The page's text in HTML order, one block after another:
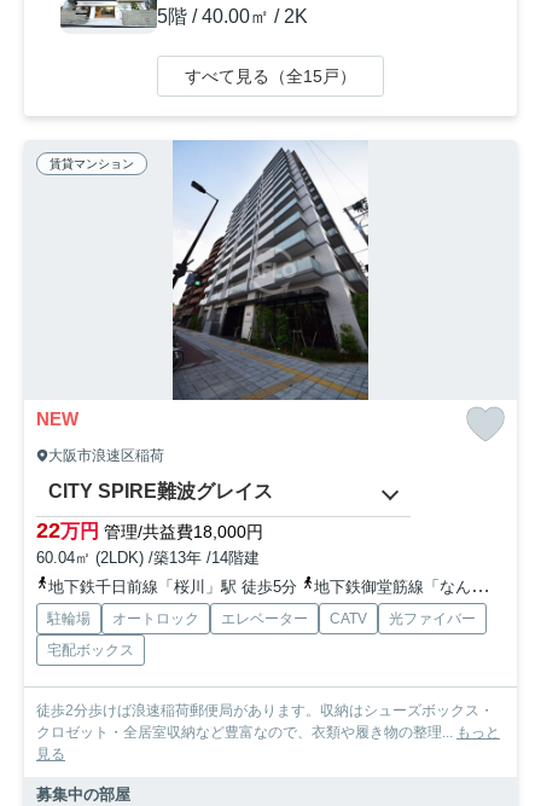
5階 / 40.00㎡ / 2K
すべて見る（全15戸）
賃貸マンション
NEW
大阪市浪速区稲荷
CITY SPIRE難波グレイス
22万円 管理/共益費18,000円
60.04㎡ (2LDK) /築13年 /14階建
地下鉄千日前線「桜川」駅 徒歩5分
地下鉄御堂筋線「なんば」駅 徒歩10分
駐輪場 オートロック エレベーター CATV
光ファイバー
宅配ボックス
徒歩2分歩けば浪速稲荷郵便局があります。収納はシューズボックス・
クロゼット・全居室収納など豊富なので、衣類や履き物の整理... もっと
見る
募集中の部屋